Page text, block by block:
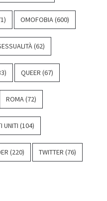
OMOFOBIA(600)
(62)
QUEER (67)
ROMA(72)
UNITI (104)
(220) TWITTER (76)